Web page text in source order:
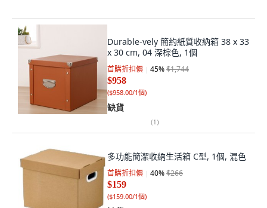
Durable-vely 簡約紙質收納箱 38 x 33
x 30 cm, 04 深棕色, 1個
首購折扣價 45%$1,744
$958
($958.00/1個)
缺貨
(1)
多功能簡潔收納生活箱 C型, 1個, 混色
首購折扣價 40%$266
$159
($159.00/1個)